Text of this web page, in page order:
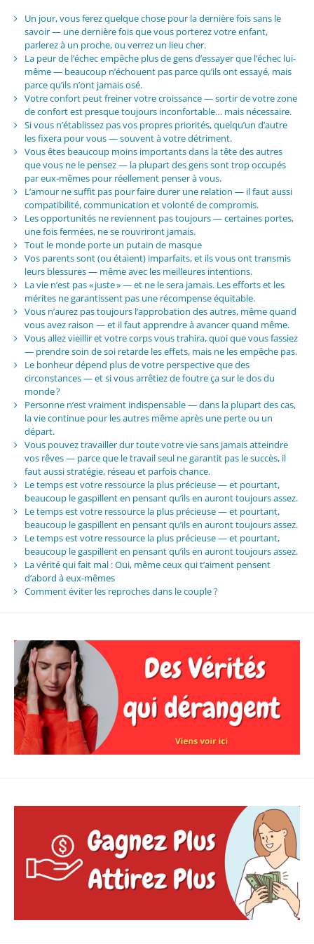
Un jour, vous ferez quelque chose pour la dernière fois sans le
savoir — une dernière fois que vous porterez votre enfant,
parlerez à un proche, ou verrez un lieu cher.
La peur de l’échec empêche plus de gens d’essayer que l’échec lui-
même — beaucoup n’échouent pas parce qu’ils ont essayé, mais
parce qu’ils n’ont jamais osé.
Votre confort peut freiner votre croissance — sortir de votre zone
de confort est presque toujours inconfortable… mais nécessaire.
Si vous n’établissez pas vos propres priorités, quelqu’un d’autre
les fixera pour vous — souvent à votre détriment.
Vous êtes beaucoup moins importants dans la tête des autres
que vous ne le pensez — la plupart des gens sont trop occupés
par eux-mêmes pour réellement penser à vous.
L’amour ne suffit pas pour faire durer une relation — il faut aussi
compatibilité, communication et volonté de compromis.
Les opportunités ne reviennent pas toujours — certaines portes,
une fois fermées, ne se rouvriront jamais.
Tout le monde porte un putain de masque
Vos parents sont (ou étaient) imparfaits, et ils vous ont transmis
leurs blessures — même avec les meilleures intentions.
La vie n’est pas « juste » — et ne le sera jamais. Les efforts et les
mérites ne garantissent pas une récompense équitable.
Vous n’aurez pas toujours l’approbation des autres, même quand
vous avez raison — et il faut apprendre à avancer quand même.
Vous allez vieillir et votre corps vous trahira, quoi que vous fassiez
— prendre soin de soi retarde les effets, mais ne les empêche pas.
Le bonheur dépend plus de votre perspective que des
circonstances — et si vous arrêtiez de foutre ça sur le dos du
monde ?
Personne n’est vraiment indispensable — dans la plupart des cas,
la vie continue pour les autres même après une perte ou un
départ.
Vous pouvez travailler dur toute votre vie sans jamais atteindre
vos rêves — parce que le travail seul ne garantit pas le succès, il
faut aussi stratégie, réseau et parfois chance.
Le temps est votre ressource la plus précieuse — et pourtant,
beaucoup le gaspillent en pensant qu’ils en auront toujours assez.
Le temps est votre ressource la plus précieuse — et pourtant,
beaucoup le gaspillent en pensant qu’ils en auront toujours assez.
Le temps est votre ressource la plus précieuse — et pourtant,
beaucoup le gaspillent en pensant qu’ils en auront toujours assez.
La vérité qui fait mal : Oui, même ceux qui t’aiment pensent
d’abord à eux-mêmes
Comment éviter les reproches dans le couple ?